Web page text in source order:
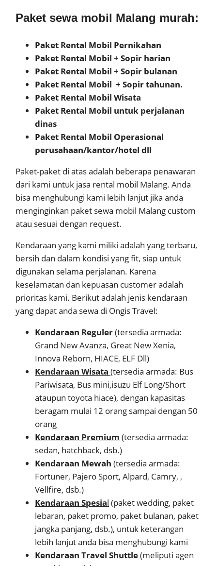
Paket sewa mobil Malang murah:
Paket Rental Mobil Pernikahan
Paket Rental Mobil + Sopir harian
Paket Rental Mobil + Sopir bulanan
Paket Rental Mobil + Sopir tahunan.
Paket Rental Mobil Wisata
Paket Rental Mobil untuk perjalanan
dinas
Paket Rental Mobil Operasional
perusahaan/kantor/hotel dll
Paket-paket di atas adalah beberapa penawaran
dari kami untuk jasa rental mobil Malang. Anda
bisa menghubungi kami lebih lanjut jika anda
menginginkan paket sewa mobil Malang custom
atau sesuai dengan request.
Kendaraan yang kami miliki adalah yang terbaru,
bersih dan dalam kondisi yang fit, siap untuk
digunakan selama perjalanan. Karena
keselamatan dan kepuasan customer adalah
prioritas kami. Berikut adalah jenis kendaraan
yang dapat anda sewa di Ongis Travel:
Kendaraan Reguler(tersedia armada:
Grand New Avanza, Great New Xenia,
Innova Reborn, HIACE, ELF Dll)
Kendaraan Wisata (tersedia armada: Bus
Pariwisata, Bus mini,isuzu Elf Long/Short
ataupun toyota hiace), dengan kapasitas
beragam mulai 12 orang sampai dengan 50
orang
Kendaraan Premium (tersedia armada:
sedan, hatchback, dsb.)
Kendaraan Mewah (tersedia armada:
Fortuner, Pajero Sport, Alpard, Camry, ,
Vellfire, dsb.)
Kendaraan Spesial (paket wedding, paket
lebaran, paket promo, paket bulanan, paket
jangka panjang, dsb.), untuk keterangan
lebih lanjut anda bisa menghubungi kami
Kendaraan Travel Shuttle(meliputi agen